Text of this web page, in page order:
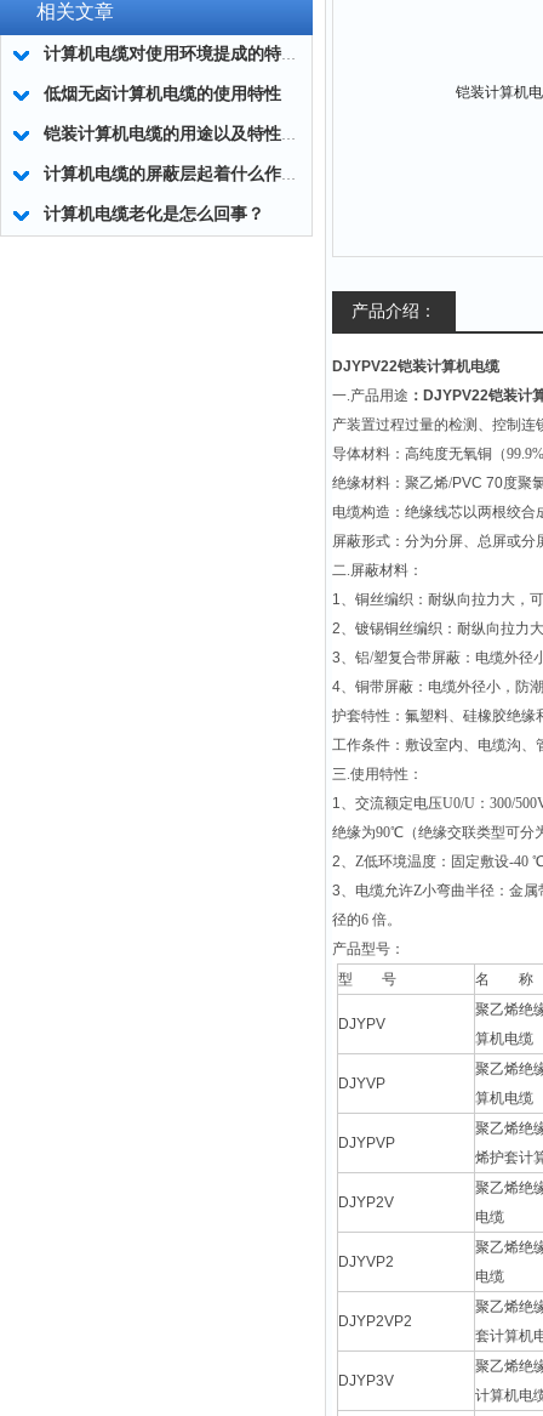
相关文章
计算机电缆对使用环境提成的特殊要求
​低烟无卤计算机电缆的使用特性
铠装计算机电缆的用途以及特性有哪些？
计算机电缆的屏蔽层起着什么作用？
计算机电缆老化是怎么回事？
产品介绍：
DJYPV22铠装计算机电缆
一.产品用途 ： DJYPV22铠装计
产装置过程过量的检测、控制
导体材料：高纯度无氧铜（99.9%
绝缘材料：聚乙烯/PVC 70度聚
电缆构造：绝缘线芯以两根绞合
屏蔽形式：分为分屏、总屏或分
二.屏蔽材料：
1、铜丝编织：耐纵向拉力大，
2、镀锡铜丝编织：耐纵向拉力
3、铝/塑复合带屏蔽：电缆外径
4、铜带屏蔽：电缆外径小，防
护套特性：氟塑料、硅橡胶绝缘
工作条件：敷设室内、电缆沟、
三.使用特性：
1、交流额定电压U0/U ： 300/
绝缘为90℃（绝缘交联类型可分
2、Z低环境温度：固定敷设-40
3、电缆允许Z小弯曲半径：金
径的6 倍。
产品型号：
型 号
名 称
DJYPV
聚乙烯绝
算机电缆
DJYVP
聚乙烯绝
算机电缆
DJYPVP
聚乙烯绝
烯护套计
DJYP2V
聚乙烯绝
电缆
DJYVP2
聚乙烯绝
电缆
DJYP2VP2
聚乙烯绝
套计算机
DJYP3V
聚乙烯绝
计算机电